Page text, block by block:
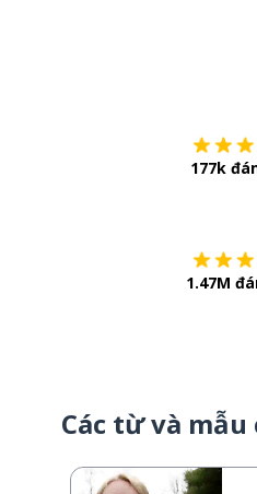
177k
1.47M
Các từ và